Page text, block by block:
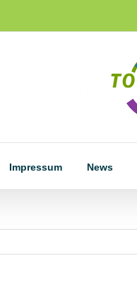
Impressum News